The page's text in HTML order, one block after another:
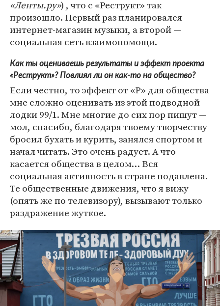
«Ленты.ру») , что с «Реструкт» так
произошло. Первый раз планировался
интернет-магазин музыки, а второй —
социальная сеть взаимопомощи.
Как ты оцениваешь результаты и эффект проекта
«Реструкт»? Повлиял ли он как-то на общество?
Если честно, то эффект от «Р» для общества
мне сложно оценивать из этой подводной
лодки 99/1. Мне многие до сих пор пишут —
мол, спасибо, благодаря твоему творчеству
бросил бухать и курить, занялся спортом и
начал читать. Это очень радует. А что
касается общества в целом… Вся
социальная активность в стране подавлена.
Те общественные движения, что я вижу
(опять же по телевизору), вызывают только
раздражение жуткое.